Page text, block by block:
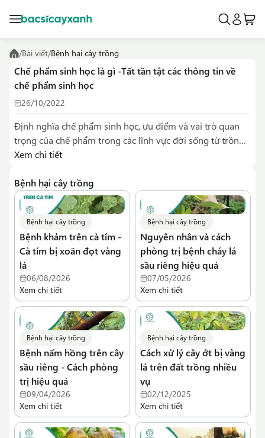
/Bài viết/Bệnh hại cây trồng
Chế phẩm sinh học là gì -Tất tần tật các thông tin về
chế phẩm sinh học
26/10/2022
Định nghĩa chế phẩm sinh học, ưu điểm và vai trò quan
trọng của chế phẩm trong các lĩnh vực đời sống từ trồng
trọt, chăn nuôi đến xử lí môi trường.
Xem chi tiết
Bệnh hại cây trồng
Bệnh hại cây trồng
Bệnh khảm trên cà tím -
Cà tím bị xoăn đọt vàng
lá
06/08/2026
Xem chi tiết
Bệnh hại cây trồng
Nguyên nhân và cách
phòng trị bệnh cháy lá
sầu riêng hiệu quả
07/05/2026
Xem chi tiết
Bệnh hại cây trồng
Bệnh nấm hồng trên cây
sầu riêng - Cách phòng
trị hiệu quả
09/04/2026
Xem chi tiết
Bệnh hại cây trồng
Cách xử lý cây ớt bị vàng
lá trên đất trồng nhiều
vụ
02/12/2025
Xem chi tiết